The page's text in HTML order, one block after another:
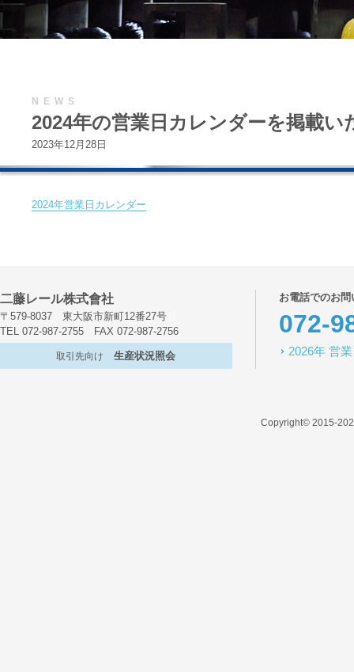
NEWS
2024年の営業日カレンダーを掲載い
2023年12月28日
2024年営業日カレンダー
二藤レール株式會社
〒579-8037 東大阪市新町12番27号
TEL 072-987-2755 FAX 072-987-2756
取引先向け 生産状況照会
お電話でのお問
072-
2026年 営
Copyright© 2015-